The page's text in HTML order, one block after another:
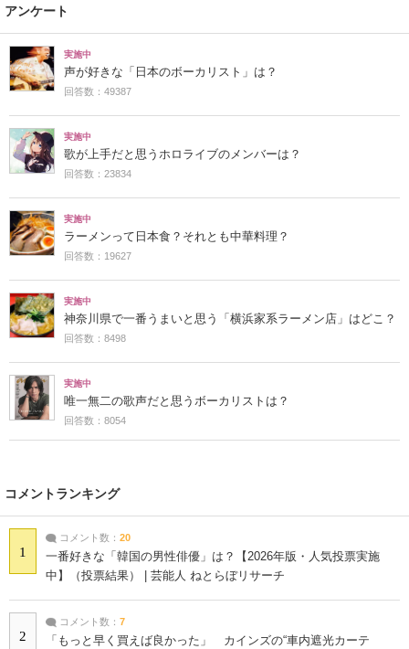
アンケート
実施中
声が好きな「日本のボーカリスト」は？
回答数：49387
実施中
歌が上手だと思うホロライブのメンバーは？
回答数：23834
実施中
ラーメンって日本食？それとも中華料理？
回答数：19627
実施中
神奈川県で一番うまいと思う「横浜家系ラーメン店」はどこ？
回答数：8498
実施中
唯一無二の歌声だと思うボーカリストは？
回答数：8054
コメントランキング
1
コメント数： 20
一番好きな「韓国の男性俳優」は？【2026年版・人気投票実施
中】（投票結果） | 芸能人 ねとらぼリサーチ
2
コメント数： 7
「もっと早く買えば良かった」 カインズの“車内遮光カーテ